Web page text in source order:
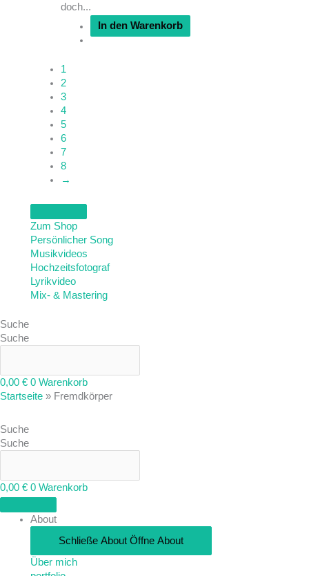
doch...
In den Warenkorb
1
2
3
4
5
6
7
8
→
Zum Shop
Persönlicher Song
Musikvideos
Hochzeitsfotograf
Lyrikvideo
Mix- & Mastering
Suche
Suche
0,00 € 0 Warenkorb
Startseite » Fremdkörper
Suche
Suche
0,00 € 0 Warenkorb
About
Schließe About Öffne About
Über mich